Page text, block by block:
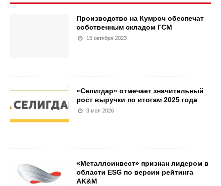
Производство на Кумроч обеспечат
собственным складом ГСМ
15 октября 2023
«Селигдар» отмечает значительный
рост выручки по итогам 2025 года
3 мая 2026
«Металлоинвест» признан лидером в
области ESG по версии рейтинга
AK&M